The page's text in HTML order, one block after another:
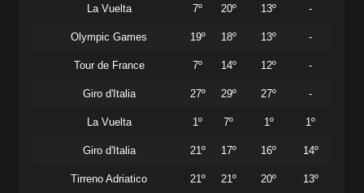
La Vuelta 7º 20º 13º -
Olympic Games 19º 18º 13º -
Tour de France 7º 14º 12º -
Giro d'Italia 27º 29º 27º -
La Vuelta 1º 7º 1º 1º
Giro d'Italia 21º 17º 16º 14º
Tirreno Adriatico 21º 21º 20º 13º